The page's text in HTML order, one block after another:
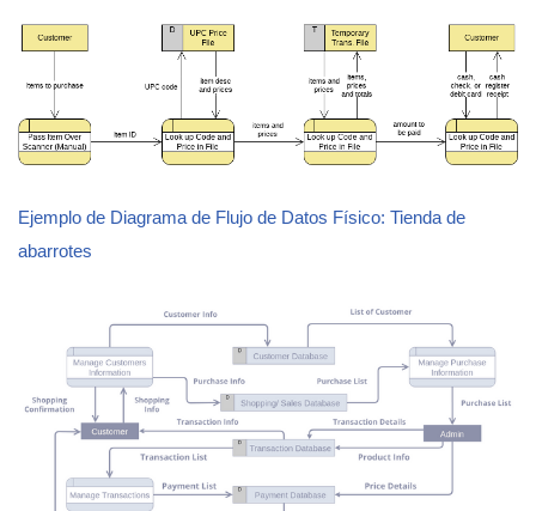
Ejemplo de Diagrama de Flujo de Datos Físico: Tienda de
abarrotes